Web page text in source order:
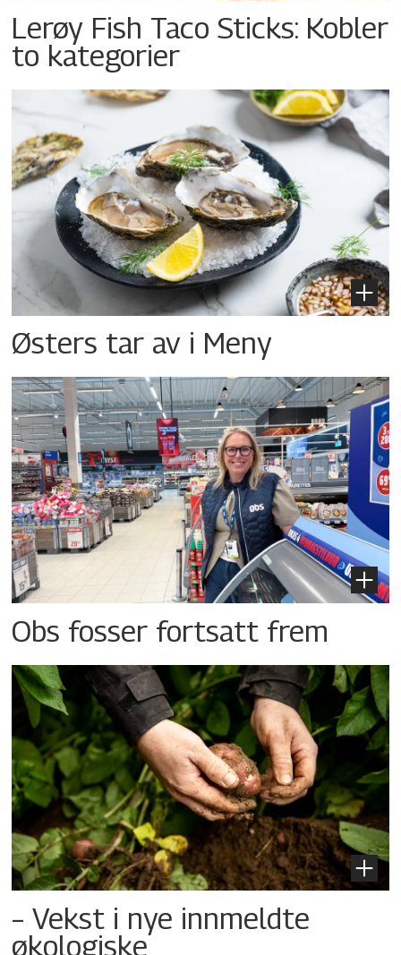
Lerøy Fish Taco Sticks: Kobler
to kategorier
Østers tar av i Meny
Obs fosser fortsatt frem
– Vekst i nye innmeldte
økologiske